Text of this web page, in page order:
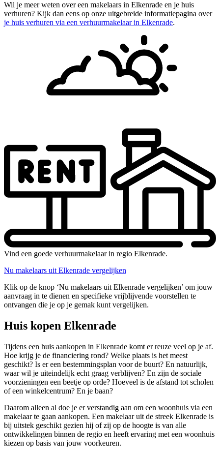
Wil je meer weten over een makelaars in Elkenrade en je huis
verhuren? Kijk dan eens op onze uitgebreide informatiepagina over
je huis verhuren via een verhuurmakelaar in Elkenrade.
Vind een goede verhuurmakelaar in regio Elkenrade.
Nu makelaars uit Elkenrade vergelijken
Klik op de knop ‘Nu makelaars uit Elkenrade vergelijken’ om jouw
aanvraag in te dienen en specifieke vrijblijvende voorstellen te
ontvangen die je op je gemak kunt vergelijken.
Huis kopen Elkenrade
Tijdens een huis aankopen in Elkenrade komt er reuze veel op je af.
Hoe krijg je de financiering rond? Welke plaats is het meest
geschikt? Is er een bestemmingsplan voor de buurt? En natuurlijk,
waar wil je uiteindelijk echt graag verblijven? En zijn de sociale
voorzieningen een beetje op orde? Hoeveel is de afstand tot scholen
of een winkelcentrum? En je baan?
Daarom alleen al doe je er verstandig aan om een woonhuis via een
makelaar te gaan aankopen. Een makelaar uit de streek Elkenrade is
bij uitstek geschikt gezien hij of zij op de hoogte is van alle
ontwikkelingen binnen de regio en heeft ervaring met een woonhuis
kiezen op basis van jouw voorkeuren.